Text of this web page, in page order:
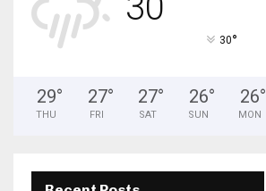
30°
29°
THU
27°
FRI
27°
SAT
26°
SUN
26°
MON